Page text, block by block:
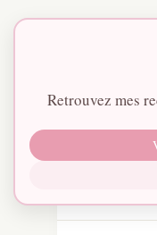
Retrouvez mes